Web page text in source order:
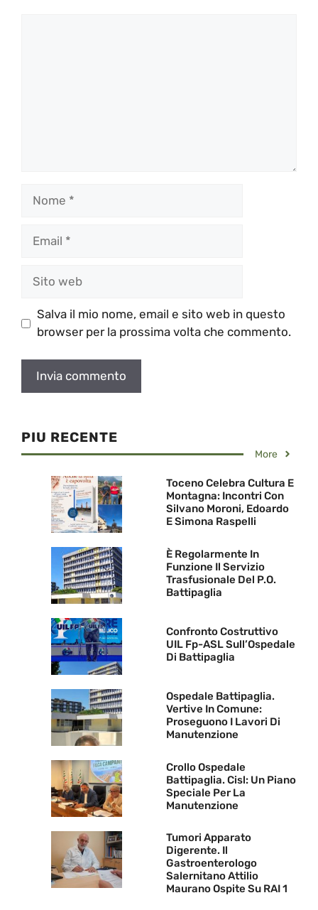
Salva il mio nome, email e sito web in questo
browser per la prossima volta che commento.
PIU RECENTE
More
Toceno Celebra Cultura E
Montagna: Incontri Con
Silvano Moroni, Edoardo
E Simona Raspelli
È Regolarmente In
Funzione Il Servizio
Trasfusionale Del P.O.
Battipaglia
Confronto Costruttivo
UIL Fp-ASL Sull’Ospedale
Di Battipaglia
Ospedale Battipaglia.
Vertive In Comune:
Proseguono I Lavori Di
Manutenzione
Crollo Ospedale
Battipaglia. Cisl: Un Piano
Speciale Per La
Manutenzione
Tumori Apparato
Digerente. Il
Gastroenterologo
Salernitano Attilio
Maurano Ospite Su RAI 1